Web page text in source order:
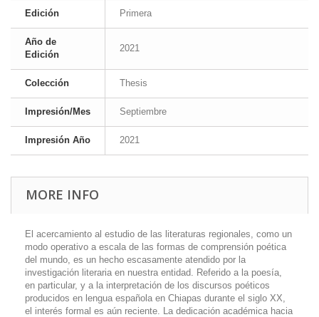
Edición Primera
Año de
Edición
2021
Colección Thesis
Impresión/Mes Septiembre
Impresión Año 2021
MORE INFO
El acercamiento al estudio de las literaturas regionales, como un
modo operativo a escala de las formas de comprensión poética
del mundo, es un hecho escasamente atendido por la
investigación literaria en nuestra entidad. Referido a la poesía,
en particular, y a la interpretación de los discursos poéticos
producidos en lengua española en Chiapas durante el siglo XX,
el interés formal es aún reciente. La dedicación académica hacia